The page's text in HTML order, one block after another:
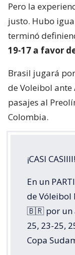
Pero la
justo. Hubo
terminó
19-17 a favor
Brasil jugará
de Voleibol ante
pasajes al
Colombia.
¡CASI
En un
de Vóleibol
🇧🇷 por un
25, 23-25,
Copa